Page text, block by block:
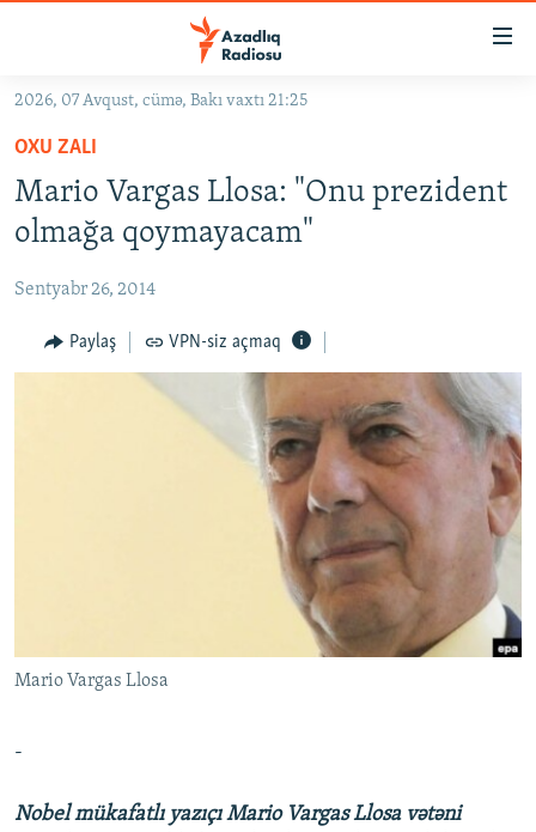
Əsas
qayıt
Əsas
naviqasiyaya
qayıt
Axtarışa
KORRUPSIOMETR
#ƏSLINDƏ
FƏRQƏ BAX
QANUNI DOĞRU
AZƏRBAYCAN ƏDƏBIYYATI KITABXANASI
PEŞƏ ETIKASI VƏ JURNALISTIKA STANDARTLARIMIZ
AZADLIQRADIOSU MOBIL TELEFONUNUZDA
RFE/RL-in bütün saytları
2026, 07 Avqust, cümə, Bakı vaxtı 21:25
OXU ZALI
Mario Vargas Llosa: "Onu prezident
olmağa qoymayacam"
Sentyabr 26, 2014
Paylaş VPN-siz açmaq
Mario Vargas Llosa
-
Nobel mükafatlı yazıçı Mario Vargas Llosa vətəni